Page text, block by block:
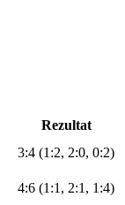
Rezultat
3:4 (1:2, 2:0, 0:2)
4:6 (1:1, 2:1, 1:4)